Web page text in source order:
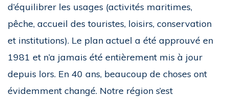
d’équilibrer les usages (activités maritimes,
pêche, accueil des touristes, loisirs, conservation
et institutions). Le plan actuel a été approuvé en
1981 et n’a jamais été entièrement mis à jour
depuis lors. En 40 ans, beaucoup de choses ont
évidemment changé. Notre région s’est